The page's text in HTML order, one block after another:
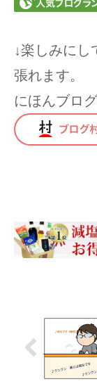
↓楽しみにし
張れます。
にほんブロ